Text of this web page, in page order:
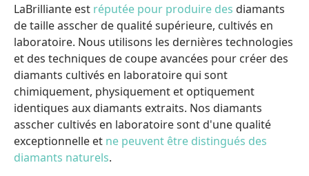
LaBrilliante est réputée pour produire des diamants
de taille asscher de qualité supérieure, cultivés en
laboratoire. Nous utilisons les dernières technologies
et des techniques de coupe avancées pour créer des
diamants cultivés en laboratoire qui sont
chimiquement, physiquement et optiquement
identiques aux diamants extraits. Nos diamants
asscher cultivés en laboratoire sont d'une qualité
exceptionnelle et ne peuvent être distingués des
diamants naturels.